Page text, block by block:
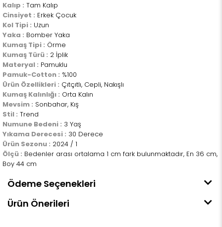
Kalıp : Tam Kalıp
Cinsiyet : Erkek Çocuk
Kol Tipi : Uzun
Yaka : Bomber Yaka
Kumaş Tipi : Örme
Kumaş Türü : 2 İplik
Materyal : Pamuklu
Pamuk-Cotton : %100
Ürün Özellikleri : Çıtçıtlı, Cepli, Nakışlı
Kumaş Kalınlığı : Orta Kalın
Mevsim : Sonbahar, Kış
Stil : Trend
Numune Bedeni : 3 Yaş
Yıkama Derecesi : 30 Derece
Ürün Sezonu : 2024 / 1
Ölçü : Bedenler arası ortalama 1 cm fark bulunmaktadır, En 36 cm,
Boy 44 cm
Ödeme Seçenekleri
Ürün Önerileri